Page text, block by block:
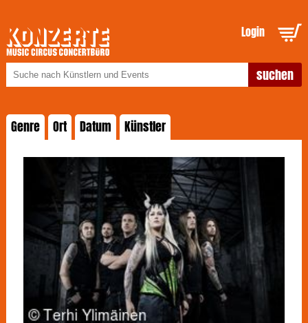
Login
Genre Ort Datum Künstler